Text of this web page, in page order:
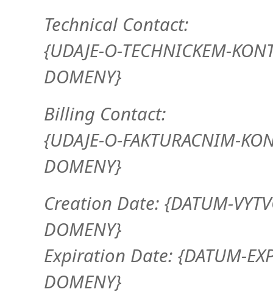
Technical Contact:
{UDAJE-O-TECHNICKEM-
DOMENY}
Billing Contact:
{UDAJE-O-FAKTURACNIM-
DOMENY}
Creation Date: {DATUM-
DOMENY}
Expiration Date: {DATUM-
DOMENY}